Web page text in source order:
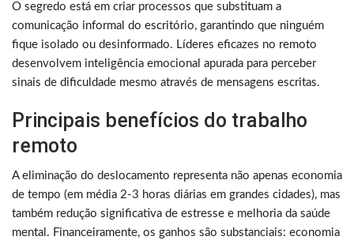
O segredo está em criar processos que substituam a
comunicação informal do escritório, garantindo que ninguém
fique isolado ou desinformado. Líderes eficazes no remoto
desenvolvem inteligência emocional apurada para perceber
sinais de dificuldade mesmo através de mensagens escritas.
Principais benefícios do trabalho
remoto
A eliminação do deslocamento representa não apenas economia
de tempo (em média 2-3 horas diárias em grandes cidades), mas
também redução significativa de estresse e melhoria da saúde
mental. Financeiramente, os ganhos são substanciais: economia